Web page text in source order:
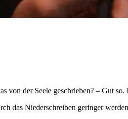
von der Seele geschrieben? – Gut so.
das Niederschreiben geringer